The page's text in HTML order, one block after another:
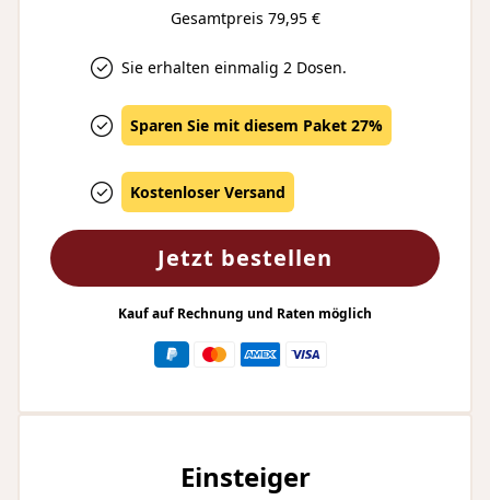
Einsteiger
Gesamtpreis 79,95 €
Sie erhalten einmalig 2 Dosen.
Sparen Sie mit diesem Paket 27%
Kostenloser Versand
Jetzt bestellen
Kauf auf Rechnung und Raten möglich